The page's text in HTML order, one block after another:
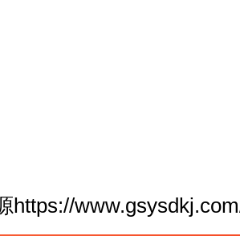
https://